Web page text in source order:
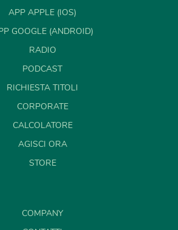
APP APPLE (IOS)
GOOGLE (ANDROID)
RADIO
PODCAST
RICHIESTA TITOLI
CORPORATE
CALCOLATORE
AGISCI ORA
STORE
COMPANY